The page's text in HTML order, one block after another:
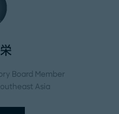
Board Member
Asia